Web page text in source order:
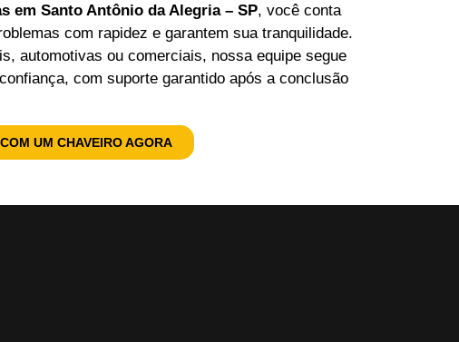
em Santo Antônio da Alegria – SP, você conta
com rapidez e garantem sua tranquilidade.
automotivas ou comerciais, nossa equipe segue
com suporte garantido após a conclusão
UM CHAVEIRO AGORA